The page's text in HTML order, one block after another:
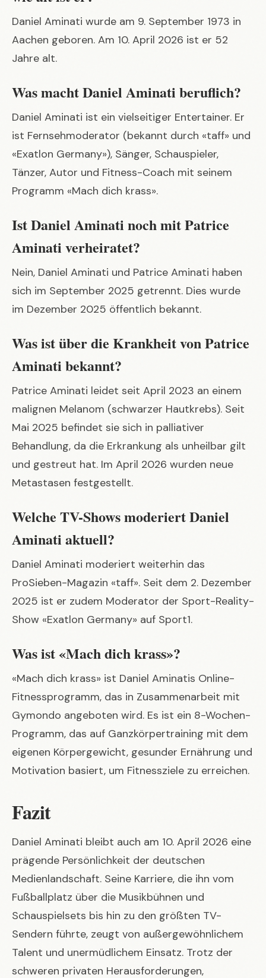
Daniel Aminati wurde am 9. September 1973 in
Aachen geboren. Am 10. April 2026 ist er 52
Jahre alt.
Was macht Daniel Aminati beruflich?
Daniel Aminati ist ein vielseitiger Entertainer. Er
ist Fernsehmoderator (bekannt durch «taff» und
«Exatlon Germany»), Sänger, Schauspieler,
Tänzer, Autor und Fitness-Coach mit seinem
Programm «Mach dich krass».
Ist Daniel Aminati noch mit Patrice
Aminati verheiratet?
Nein, Daniel Aminati und Patrice Aminati haben
sich im September 2025 getrennt. Dies wurde
im Dezember 2025 öffentlich bekannt.
Was ist über die Krankheit von Patrice
Aminati bekannt?
Patrice Aminati leidet seit April 2023 an einem
malignen Melanom (schwarzer Hautkrebs). Seit
Mai 2025 befindet sie sich in palliativer
Behandlung, da die Erkrankung als unheilbar gilt
und gestreut hat. Im April 2026 wurden neue
Metastasen festgestellt.
Welche TV-Shows moderiert Daniel
Aminati aktuell?
Daniel Aminati moderiert weiterhin das
ProSieben-Magazin «taff». Seit dem 2. Dezember
2025 ist er zudem Moderator der Sport-Reality-
Show «Exatlon Germany» auf Sport1.
Was ist «Mach dich krass»?
«Mach dich krass» ist Daniel Aminatis Online-
Fitnessprogramm, das in Zusammenarbeit mit
Gymondo angeboten wird. Es ist ein 8-Wochen-
Programm, das auf Ganzkörpertraining mit dem
eigenen Körpergewicht, gesunder Ernährung und
Motivation basiert, um Fitnessziele zu erreichen.
Fazit
Daniel Aminati bleibt auch am 10. April 2026 eine
prägende Persönlichkeit der deutschen
Medienlandschaft. Seine Karriere, die ihn vom
Fußballplatz über die Musikbühnen und
Schauspielsets bis hin zu den größten TV-
Sendern führte, zeugt von außergewöhnlichem
Talent und unermüdlichem Einsatz. Trotz der
schweren privaten Herausforderungen,